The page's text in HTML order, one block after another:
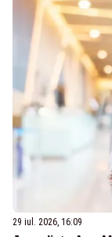
29 iul. 2026, 16:09